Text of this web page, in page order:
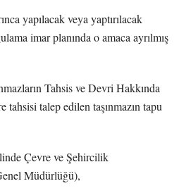
yapılacak veya yaptırılacak
imar planında o amaca ayrılmış
Tahsis ve Devri Hakkında
talep edilen taşınmazın tapu
Çevre ve Şehircilik
Müdürlüğü),